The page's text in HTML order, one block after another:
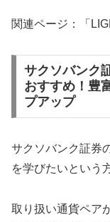
関連ページ：「
サクソバンク
おすすめ！豊
プアップ
サクソバンク証券
を学びたいという
取り扱い通貨ペア